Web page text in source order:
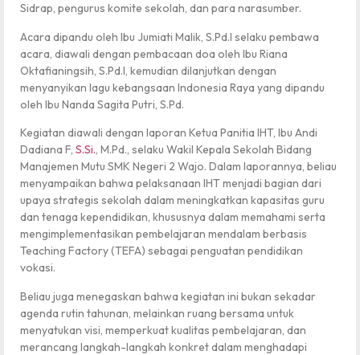
Sidrap, pengurus komite sekolah, dan para narasumber.
Acara dipandu oleh Ibu Jumiati Malik, S.Pd.I selaku pembawa
acara, diawali dengan pembacaan doa oleh Ibu Riana
Oktafianingsih, S.Pd.I, kemudian dilanjutkan dengan
menyanyikan lagu kebangsaan Indonesia Raya yang dipandu
oleh Ibu Nanda Sagita Putri, S.Pd.
Kegiatan diawali dengan laporan Ketua Panitia IHT, Ibu Andi
Dadiana F, S.Si., M.Pd., selaku Wakil Kepala Sekolah Bidang
Manajemen Mutu SMK Negeri 2 Wajo. Dalam laporannya, beliau
menyampaikan bahwa pelaksanaan IHT menjadi bagian dari
upaya strategis sekolah dalam meningkatkan kapasitas guru
dan tenaga kependidikan, khususnya dalam memahami serta
mengimplementasikan pembelajaran mendalam berbasis
Teaching Factory (TEFA) sebagai penguatan pendidikan
vokasi.
Beliau juga menegaskan bahwa kegiatan ini bukan sekadar
agenda rutin tahunan, melainkan ruang bersama untuk
menyatukan visi, memperkuat kualitas pembelajaran, dan
merancang langkah-langkah konkret dalam menghadapi